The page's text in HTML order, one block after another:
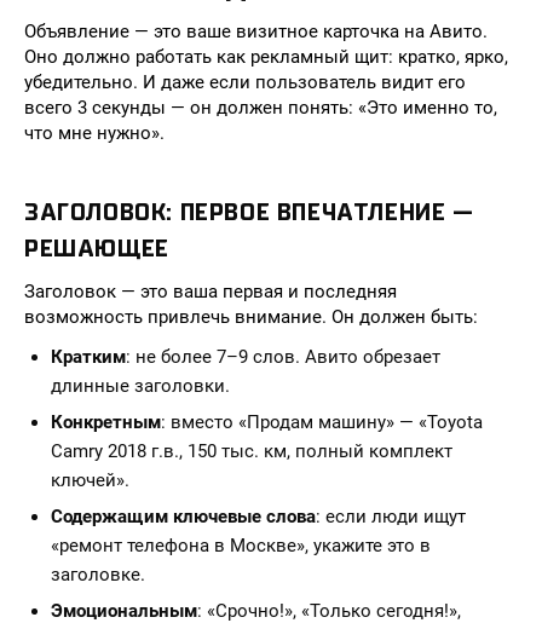
Объявление — это ваше визитное карточка на Авито.
Оно должно работать как рекламный щит: кратко, ярко,
убедительно. И даже если пользователь видит его
всего 3 секунды — он должен понять: «Это именно то,
что мне нужно».
ЗАГОЛОВОК: ПЕРВОЕ ВПЕЧАТЛЕНИЕ —
РЕШАЮЩЕЕ
Заголовок — это ваша первая и последняя
возможность привлечь внимание. Он должен быть:
Кратким: не более 7–9 слов. Авито обрезает
длинные заголовки.
Конкретным: вместо «Продам машину» — «Toyota
Camry 2018 г.в., 150 тыс. км, полный комплект
ключей».
Содержащим ключевые слова: если люди ищут
«ремонт телефона в Москве», укажите это в
заголовке.
Эмоциональным: «Срочно!», «Только сегодня!»,